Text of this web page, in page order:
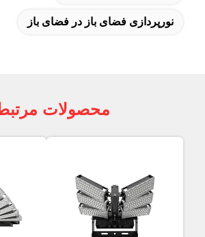
نورپردازی فضای باز در فضای باز
محصولات